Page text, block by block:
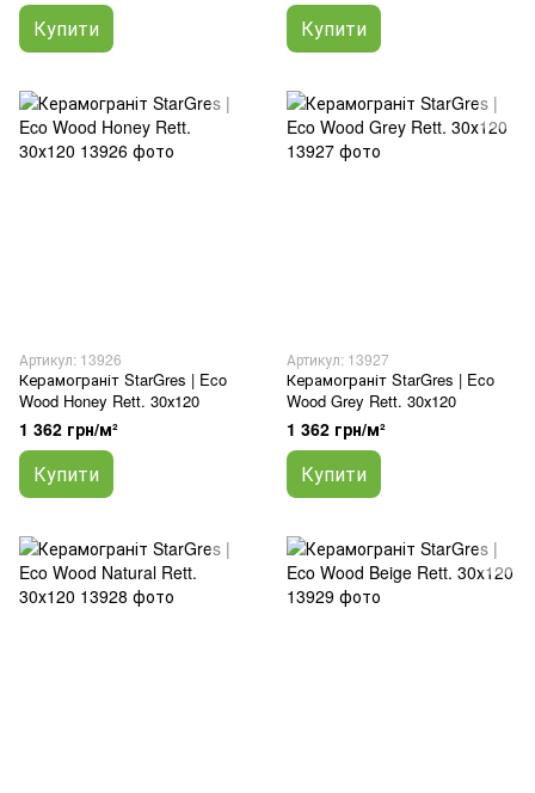
Купити Купити
Артикул: 13926
Керамограніт StarGres | Eco
Wood Honey Rett. 30х120
1 362 грн/м²
Купити
Артикул: 13927
Керамограніт StarGres | Eco
Wood Grey Rett. 30х120
1 362 грн/м²
Купити